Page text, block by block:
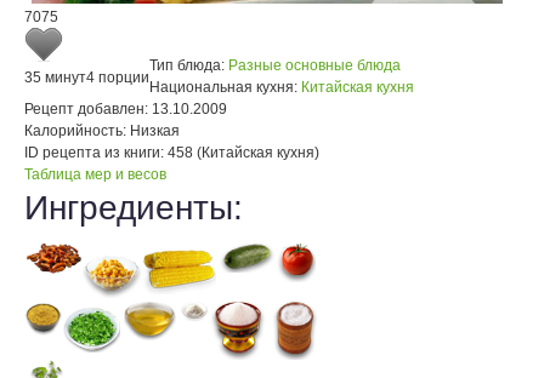
7075
35 минут4 порции
Тип блюда: Разные основные блюда
Национальная кухня: Китайская кухня
Рецепт добавлен: 13.10.2009
Калорийность: Низкая
ID рецепта из книги: 458 (Китайская кухня)
Таблица мер и весов
Ингредиенты: